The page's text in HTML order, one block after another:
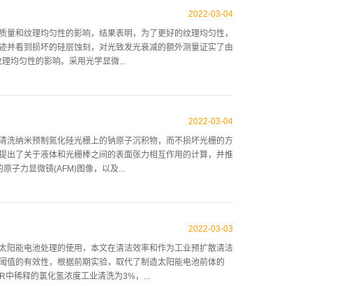
和纹理均匀性的影响，结果表明，为了更好的纹理均匀性，
看到损坏的硅层蚀刻，对光致发光衰减的额外测量证实了由
均匀性的影响。采用光学显微...
，然后进行光致发光(PL)衰变测量。此外，硅中的PL衰减密
的影响，在20%氢氧化钾之前的纹理处理中，去除10m的损
硅表面窒息。包括用来去除有机污染的四氯化碳→IPA清洗阶
从粗糙的切割硅片表面去除的困难，有机物的痕迹会影响局
金字塔形成。这种金...
2022-03-04
洗纳米预制氮化硅光栅上的钠原子沉积物，而不损坏光栅的方
出了关于液体和光栅棒之间的表面张力相互作用的计算，并推
子力显微镜(AFM)图像，以及...
于缓冲光栅，防止其直接浸入水中，因为丙酮的表面张力小
纳米周期光栅来观察衍射，从而证明光栅仍然相干地透射5
子，如图3所示，左侧图像是清洁且未损坏的光栅的扫描电
于干燥液体的表面张力将它们聚集成2至5条的块状，为了
2022-03-04
阳能电池处理的使用，本文在清洁效率和作为工业预扩散清洁
值的有效性，根据前期实验，取代了制造太阳能电池前体的
中稀释的氯化氢浓度工业清洗为3%，...
2022-03-03